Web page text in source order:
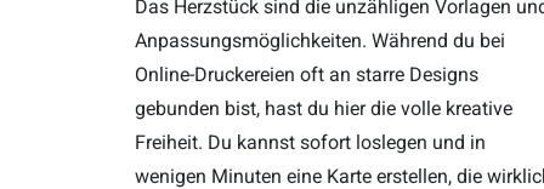
Das Herzstück sind die unzähligen Vorlagen
Anpassungsmöglichkeiten. Während du bei
Online-Druckereien oft an starre Designs
gebunden bist, hast du hier die volle kreative
Freiheit. Du kannst sofort loslegen und in
wenigen Minuten eine Karte erstellen, die